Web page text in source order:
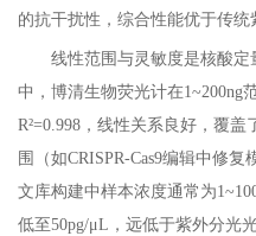
的抗干扰性，综合性能优于传统
线性范围与灵敏度是核酸
中，博清生物荧光计在1~200ng
R²=0.998，线性关系良好，覆
围（如CRISPR-Cas9编辑中修
文库构建中样本浓度通常为
低至50pg/μL，远低于紫外分光